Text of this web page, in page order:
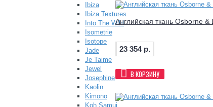
Ibiza
Ibiza Textures
Into The Wild
Isometrie
Isotope
Jade
Je Taime
Jewel
Josephine
Kaolin
Kimono
Koh Samui
Английская ткань Osborne
23 354 р.
В КОРЗИНУ